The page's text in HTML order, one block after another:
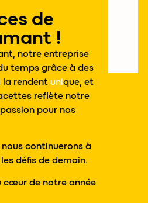
de
!
notre entreprise
temps grâce à des
la rendent unique, et
reflète notre
pour nos
continuerons à
défis de demain.
cœur de notre année